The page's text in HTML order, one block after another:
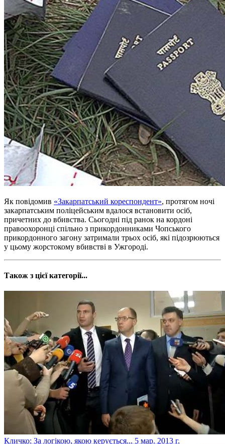
Як повідомив «Закарпатський кореспондент», протягом ночі
закарпатським поліцейським вдалося встановити осіб,
причетних до вбивства. Сьогодні під ранок на кордоні
правоохоронці спільно з прикордонниками Чопського
прикордонного загону затримали трьох осіб, які підозрюються
у цьому жорстокому вбивстві в Ужгороді.
Також з цієї категорії...
Кличко: За логікою, якою керується... 5 мар. 2013 г.